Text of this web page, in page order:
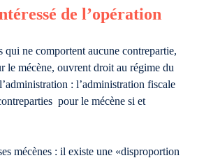
de l’opération
qui ne comportent aucune contrepartie,
le mécène, ouvrent droit au régime du
: l’administration fiscale
pour le mécène si et
mécènes : il existe une «disproportion